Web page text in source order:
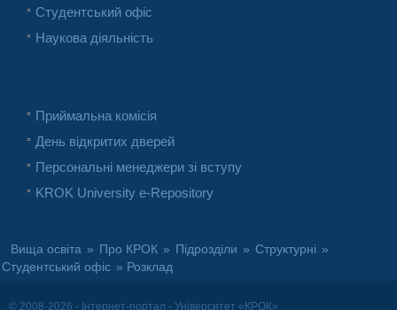
Студентський офіс
Наукова діяльність
Приймальна комісія
День відкритих дверей
Персональні менеджери зі вступу
KROK University e-Repository
Вища освіта » Про КРОК » Підрозділи » Структурні »
Студентський офіс » Розклад
© 2008-2026 - Інтернет-портал - Університет «КРОК»